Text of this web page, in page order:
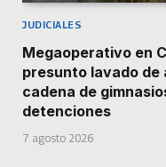
JUDICIALES
Megaoperativo en
presunto lavado de
cadena de
detenciones
7 agosto 2026